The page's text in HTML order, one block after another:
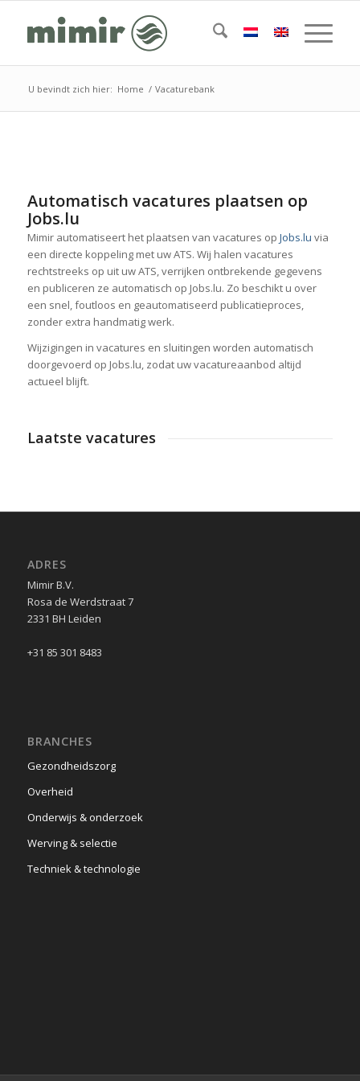
U bevindt zich hier: Home / Vacaturebank
Automatisch vacatures plaatsen op
Jobs.lu
Mimir automatiseert het plaatsen van vacatures op Jobs.lu via
een directe koppeling met uw ATS. Wij halen vacatures
rechtstreeks op uit uw ATS, verrijken ontbrekende gegevens
en publiceren ze automatisch op Jobs.lu. Zo beschikt u over
een snel, foutloos en geautomatiseerd publicatieproces,
zonder extra handmatig werk.
Wijzigingen in vacatures en sluitingen worden automatisch
doorgevoerd op Jobs.lu, zodat uw vacatureaanbod altijd
actueel blijft.
Laatste vacatures
ADRES
Mimir B.V.
Rosa de Werdstraat 7
2331 BH Leiden
+31 85 301 8483
BRANCHES
Gezondheidszorg
Overheid
Onderwijs & onderzoek
Werving & selectie
Techniek & technologie